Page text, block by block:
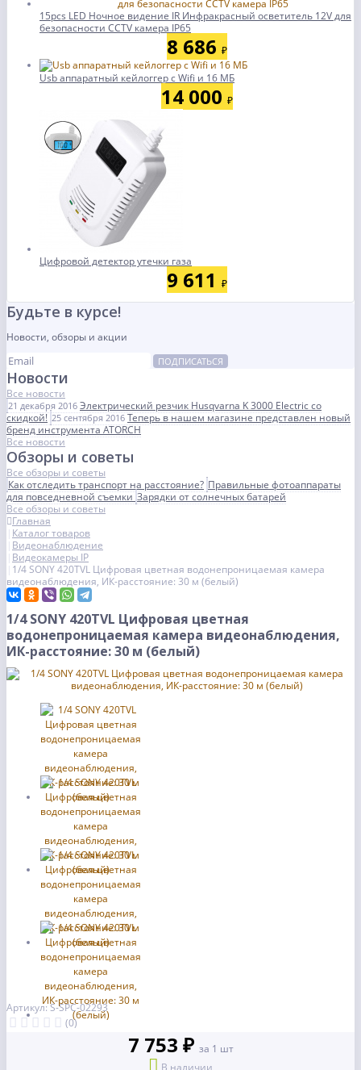
15pcs LED Ночное видение IR Инфракрасный осветитель 12V для
безопасности CCTV камера IP65
8 686 ₽
Usb аппаратный кейлоггер с Wifi и 16 МБ
14 000 ₽
Цифровой детектор утечки газа
9 611 ₽
Будьте в курсе!
Новости, обзоры и акции
ПОДПИСАТЬСЯ
Новости
Все новости
21 декабря 2016 Электрический резчик Husqvarna K 3000 Electric со
скидкой! 25 сентября 2016 Теперь в нашем магазине представлен новый
бренд инструмента ATORCH
Все новости
Обзоры и советы
Все обзоры и советы
Как отследить транспорт на расстояние? Правильные фотоаппараты
для повседневной съемкиЗарядки от солнечных батарей
Все обзоры и советы
Главная
Каталог товаров
Видеонаблюдение
Видеокамеры IP
1/4 SONY 420TVL Цифровая цветная водонепроницаемая камера
видеонаблюдения, ИК-расстояние: 30 м (белый)
1/4 SONY 420TVL Цифровая цветная
водонепроницаемая камера видеонаблюдения,
ИК-расстояние: 30 м (белый)
Артикул: S-SPC-02293
(0)
7 753 ₽ за 1 шт